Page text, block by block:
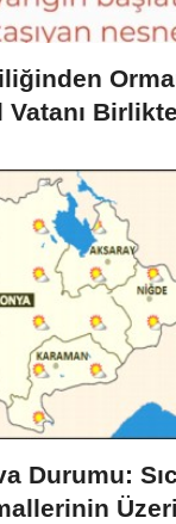
Vatanı Birlikte
Durumu: